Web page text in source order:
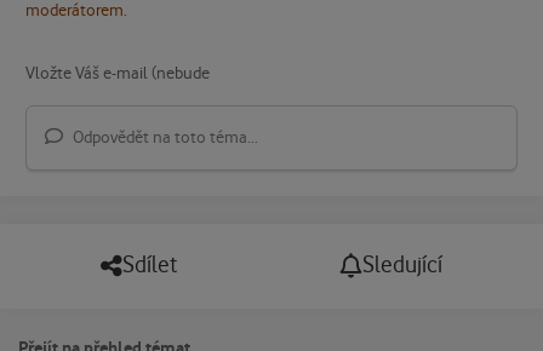
moderátorem.
Odpovědět na toto téma...
Sdílet Sledující